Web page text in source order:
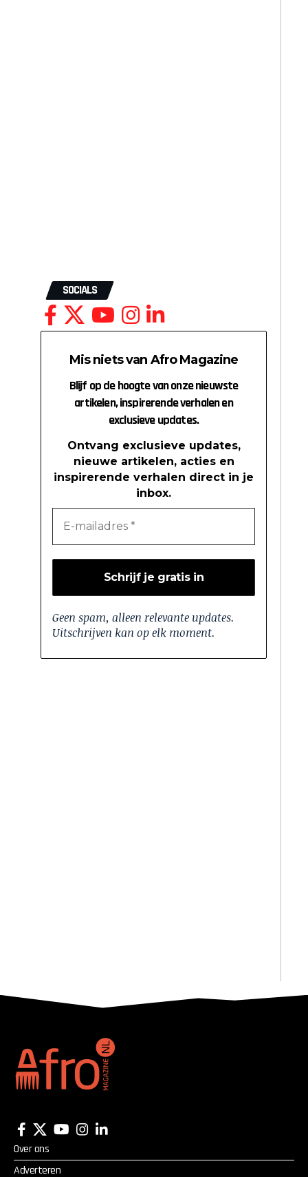
SOCIALS
Mis niets van Afro Magazine
Blijf op de hoogte van onze nieuwste
artikelen, inspirerende verhalen en
exclusieve updates.
Ontvang exclusieve updates,
nieuwe artikelen, acties en
inspirerende verhalen direct in je
inbox.
Geen spam, alleen relevante updates.
Uitschrijven kan op elk moment.
Over ons
Adverteren